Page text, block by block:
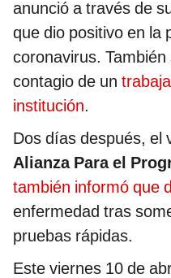
anunció a través de
que dio positivo en la
coronavirus.
contagio de un
institución.
Dos días después, el
Alianza Para el
también informó que
enfermedad tras
pruebas rápidas.
Este viernes 10 de